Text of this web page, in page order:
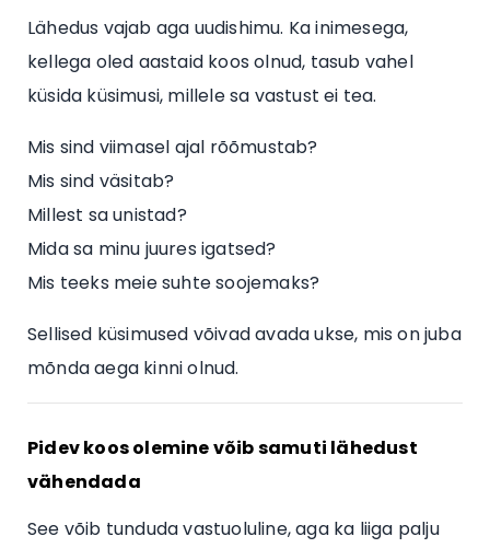
Lähedus vajab aga uudishimu. Ka inimesega,
kellega oled aastaid koos olnud, tasub vahel
küsida küsimusi, millele sa vastust ei tea.
Mis sind viimasel ajal rõõmustab?
Mis sind väsitab?
Millest sa unistad?
Mida sa minu juures igatsed?
Mis teeks meie suhte soojemaks?
Sellised küsimused võivad avada ukse, mis on juba
mõnda aega kinni olnud.
Pidev koos olemine võib samuti lähedust
vähendada
See võib tunduda vastuoluline, aga ka liiga palju